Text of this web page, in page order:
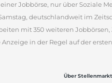
Jobbörse, nur über Soziale
deutschlandweit im
mit 350 weiteren
in der Regel auf der
Über